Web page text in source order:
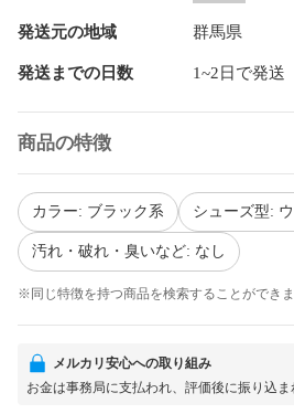
発送元の地域 群馬県
発送までの日数 1~2日で発送
商品の特徴
カラー: ブラック系 シューズ型:
汚れ・破れ・臭いなど: なし
※同じ特徴を持つ商品を検索することができ
メルカリ安心への取り組み
お金は事務局に支払われ、評価後に振り込ま